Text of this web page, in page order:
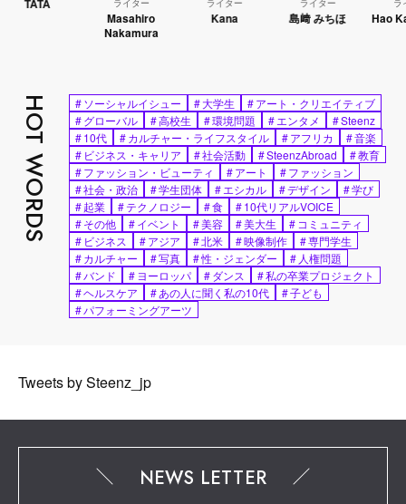
島﨑 みちほ Hao Kanayama
HOT WORDS #ソーシャルイシュー #大学生 #アート・クリエイティブ
#グローバル #高校生 #環境問題 #エンタメ #Steenz
#10代 #カルチャー・ライフスタイル #アフリカ #音楽
# ビジネス・キャリア #社会活動 #SteenzAbroad #教育
#ファッション・ビューティ #アート #ファッション
#社会・政治 #学生団体 #エシカル #デザイン #学び
#起業 #テクノロジー #食 #10代リアルVOICE
#その他 #イベント #美容 #美大生 # コミュニティ
# ビジネス #アジア #北米 #映像制作 #専門学生
#カルチャー #写真 #性・ジェンダー # 人権問題
#バンド #ヨーロッパ #ダンス #私の卒業プロジェクト
#ヘルスケア #あの人に聞く私の10代 #子ども
#パフォーミングアーツ
Tweets by Steenz_jp
NEWS LETTER